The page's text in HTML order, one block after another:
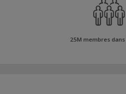
25M membres